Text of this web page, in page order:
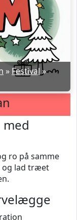
» Festival »
ro på samme
og lad træet